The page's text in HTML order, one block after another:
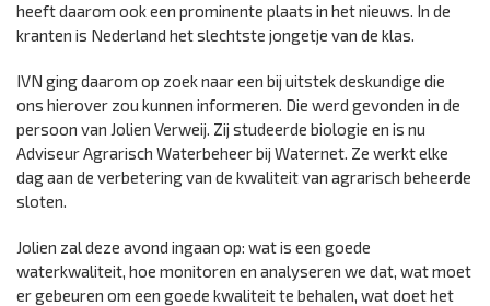
heeft daarom ook een prominente plaats in het nieuws. In de
kranten is Nederland het slechtste jongetje van de klas.
IVN ging daarom op zoek naar een bij uitstek deskundige die
ons hierover zou kunnen informeren. Die werd gevonden in de
persoon van Jolien Verweij. Zij studeerde biologie en is nu
Adviseur Agrarisch Waterbeheer bij Waternet. Ze werkt elke
dag aan de verbetering van de kwaliteit van agrarisch beheerde
sloten.
Jolien zal deze avond ingaan op: wat is een goede
waterkwaliteit, hoe monitoren en analyseren we dat, wat moet
er gebeuren om een goede kwaliteit te behalen, wat doet het